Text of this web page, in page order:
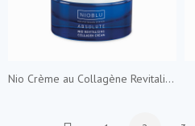
Nio Crème au Collagène Revitalisante